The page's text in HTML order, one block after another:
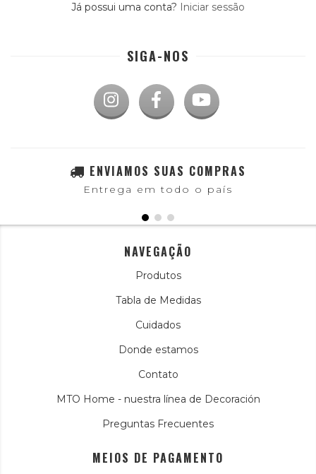
Já possui uma conta? Iniciar sessão
SIGA-NOS
ENVIAMOS SUAS COMPRAS
Entrega em todo o país
NAVEGAÇÃO
Produtos
Tabla de Medidas
Cuidados
Donde estamos
Contato
MTO Home - nuestra línea de Decoración
Preguntas Frecuentes
MEIOS DE PAGAMENTO